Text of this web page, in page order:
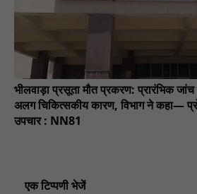
भीलवाड़ा प्रसूता मौत प्रकरण: प्रारंभिक
अलग चिकित्सकीय कारण, विभाग ने कहा—
उपचार : NN81
एक टिप्पणी भेजें